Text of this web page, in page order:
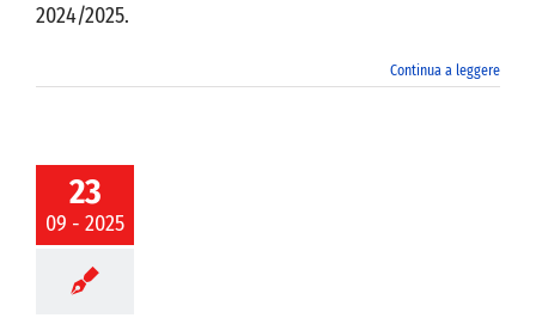
2024/2025.
Continua a leggere
23
09 - 2025
via
|